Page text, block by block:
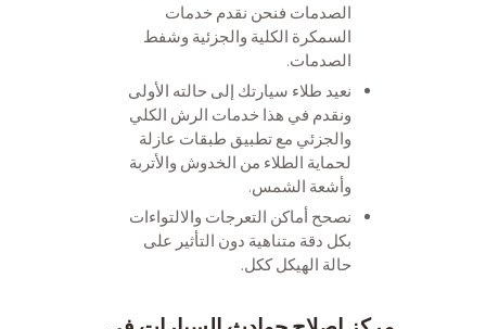
الصدمات فنحن نقدم خدمات
السمكرة الكلية والجزئية وشفط
الصدمات.
نعيد طلاء سيارتك إلى حالته الأولى
ونقدم في هذا خدمات الرش الكلي
والجزئي مع تطبيق طبقات عازلة
لحماية الطلاء من الخدوش والأتربة
وأشعة الشمس.
نصحح أماكن التعرجات والالتواءات
بكل دقة متناهية دون التأثير على
حالة الهيكل ككل.